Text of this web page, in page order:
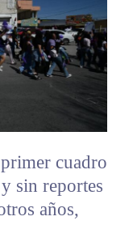
cuadro
sin reportes
años,